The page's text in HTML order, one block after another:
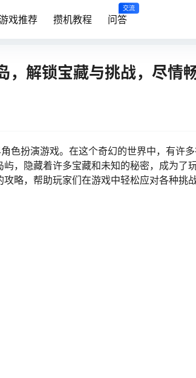
戏推荐 攒机教程 问答
交流
解锁宝藏与挑战，尽情
色扮演游戏。在这个奇幻的世界中，有许
，隐藏着许多宝藏和未知的秘密，成为了
略，帮助玩家们在游戏中轻松应对各种挑战